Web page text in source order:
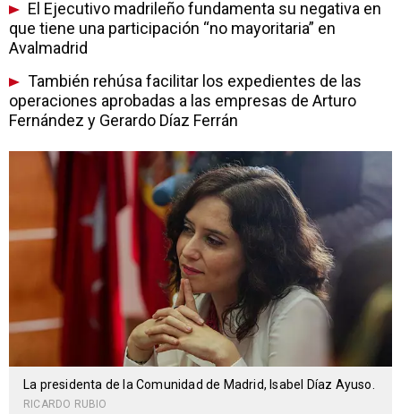
El Ejecutivo madrileño fundamenta su negativa en
que tiene una participación “no mayoritaria” en
Avalmadrid
También rehúsa facilitar los expedientes de las
operaciones aprobadas a las empresas de Arturo
Fernández y Gerardo Díaz Ferrán
La presidenta de la Comunidad de Madrid, Isabel Díaz Ayuso.
RICARDO RUBIO